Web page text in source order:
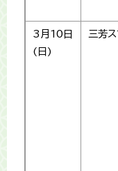
3月10日
(日)
三芳ス